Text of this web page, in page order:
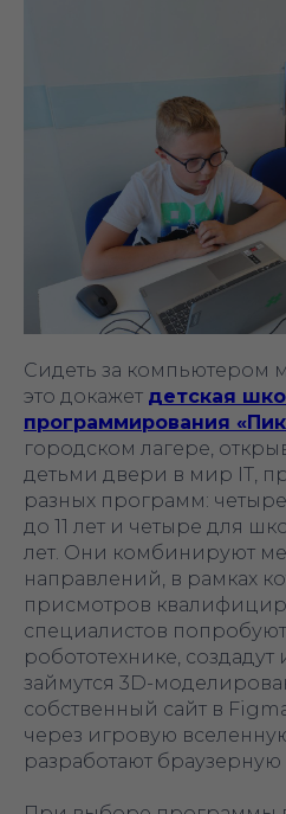
Сидеть за компьютером
это докажет детская
программирования
городском лагере,
детьми двери в мир IT,
разных программ:
до 11 лет и четыре для
лет. Они комбинируют
направлений, в рамках
присмотров
специалистов
робототехнике,
займутся 3D-
собственный сайт в
через игровую
разработают